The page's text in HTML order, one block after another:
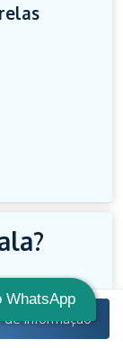
WhatsApp
de informação